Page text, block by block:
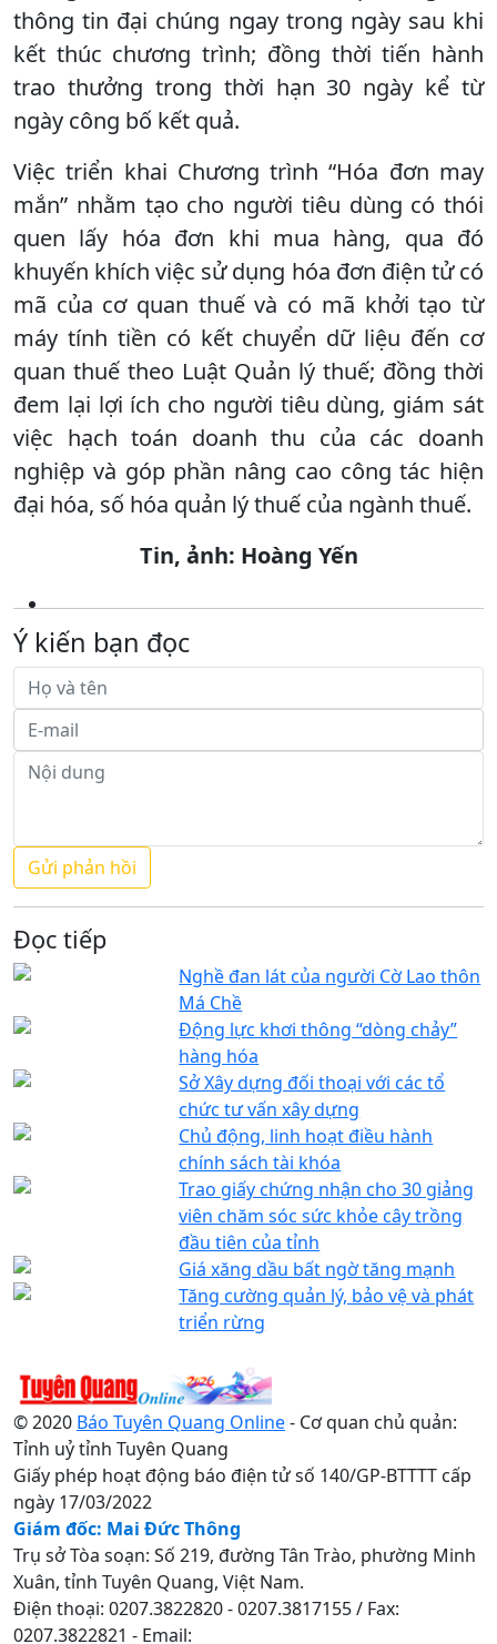
thông tin đại chúng ngay trong ngày sau khi
kết thúc chương trình; đồng thời tiến hành
trao thưởng trong thời hạn 30 ngày kể từ
ngày công bố kết quả.
Việc triển khai Chương trình “Hóa đơn may
mắn” nhằm tạo cho người tiêu dùng có thói
quen lấy hóa đơn khi mua hàng, qua đó
khuyến khích việc sử dụng hóa đơn điện tử có
mã của cơ quan thuế và có mã khởi tạo từ
máy tính tiền có kết chuyển dữ liệu đến cơ
quan thuế theo Luật Quản lý thuế; đồng thời
đem lại lợi ích cho người tiêu dùng, giám sát
việc hạch toán doanh thu của các doanh
nghiệp và góp phần nâng cao công tác hiện
đại hóa, số hóa quản lý thuế của ngành thuế.
Tin, ảnh: Hoàng Yến
Ý kiến bạn đọc
Đọc tiếp
Nghề đan lát của người Cờ Lao thôn
Má Chề
Động lực khơi thông “dòng chảy”
hàng hóa
Sở Xây dựng đối thoại với các tổ
chức tư vấn xây dựng
Chủ động, linh hoạt điều hành
chính sách tài khóa
Trao giấy chứng nhận cho 30 giảng
viên chăm sóc sức khỏe cây trồng
đầu tiên của tỉnh
Giá xăng dầu bất ngờ tăng mạnh
Tăng cường quản lý, bảo vệ và phát
triển rừng
© 2020 Báo Tuyên Quang Online- Cơ quan chủ quản:
Tỉnh uỷ tỉnh Tuyên Quang
Giấy phép hoạt động báo điện tử số 140/GP-BTTTT cấp
ngày 17/03/2022
Giám đốc: Mai Đức Thông
Trụ sở Tòa soạn: Số 219, đường Tân Trào, phường Minh
Xuân, tỉnh Tuyên Quang, Việt Nam.
Điện thoại: 0207.3822820 - 0207.3817155 / Fax:
0207.3822821 - Email: